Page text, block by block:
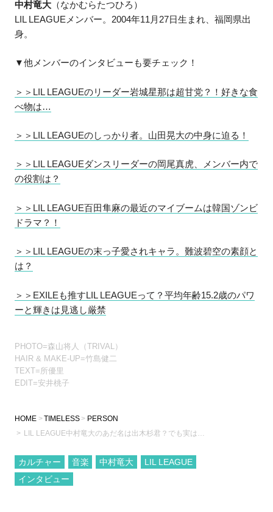
中村竜大 （なかむらたつひろ）
LIL LEAGUEメンバー。2004年11月27日生まれ、福岡県出
身。
▼他メンバーのインタビューも要チェック！
＞＞LIL LEAGUEのリーダー岩城星那は超甘党？！好きな食
べ物は…
＞＞LIL LEAGUEのしっかり者。山田晃大の中身に迫る！
＞＞LIL LEAGUEダンスリーダーの岡尾真虎、メンバー内で
の役割は？
＞＞LIL LEAGUE百田隼麻の最近のマイブームは韓国ゾンビ
ドラマ？！
＞＞LIL LEAGUEの末っ子愛されキャラ。難波碧空の素顔と
は？
＞＞EXILEも推すLIL LEAGUEって？平均年齢15.2歳のパワ
ーと輝きは見逃し厳禁
PHOTO=森山将人（TRIVAL）
HAIR & MAKE-UP=竹島健二
TEXT=所優里
EDIT=安井桃子
HOME TIMELESS
PERSON
LIL LEAGUE中村竜大のあだ名は出木杉君？でも実は…
カルチャー 音楽 中村竜大
LIL LEAGUE
インタビュー